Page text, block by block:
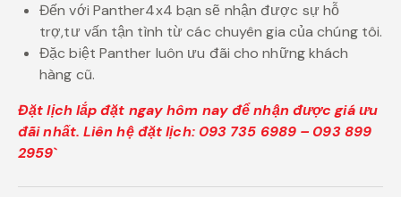
Đến với Panther4x4 bạn sẽ nhận được sự hỗ
trợ,tư vấn tận tình từ các chuyên gia của chúng tôi.
Đặc biệt Panther luôn ưu đãi cho những khách
hàng cũ.
Đặt lịch lắp đặt ngay hôm nay để nhận được giá ưu
đãi nhất. Liên hệ đặt lịch: 093 735 6989 – 093 899
2959`